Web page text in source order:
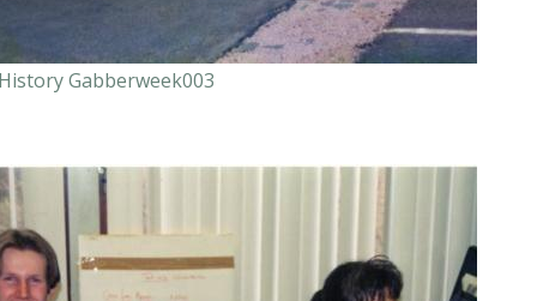
Gabberweek003